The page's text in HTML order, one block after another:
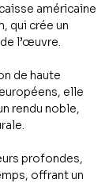
américaine
qui crée un
l’œuvre.
de haute
elle
rendu noble,
profondes,
offrant un